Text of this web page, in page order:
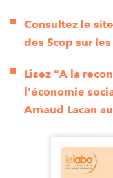
Consultez le
des Scop sur les
Lisez "A la
l'économie
Arnaud Lacan